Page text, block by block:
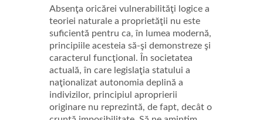
Absenţa oricărei vulnerabilităţi logice a
teoriei naturale a proprietăţii nu este
suficientă pentru ca, în lumea modernă,
principiile acesteia să-şi demonstreze şi
caracterul funcţional. În societatea
actuală, în care legislaţia statului a
naţionalizat autonomia deplină a
indivizilor, principiul aproprierii
originare nu reprezintă, de fapt, decât o